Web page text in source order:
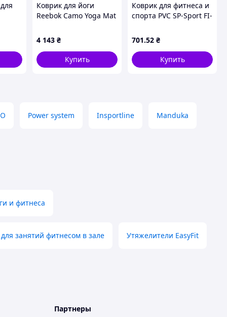
Коврик для йоги
Reebok Camo Yoga Mat
61 х 0,5 см RAYG-
11045PL
4 143 ₴
Купить
Коврик для фитнеса и
спорта PVC SP-Sport FI-
ассортименте
701.52 ₴
Купить
Power system Insportline Manduka
и фитнеса
для занятий фитнесом в зале Утяжелители EasyFit
Партнеры